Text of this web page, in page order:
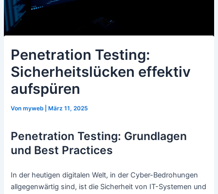
Penetration Testing:
Sicherheitslücken effektiv
aufspüren
Vonmyweb März 11, 2025
Penetration Testing: Grundlagen
und Best Practices
In der heutigen digitalen Welt, in der Cyber-Bedrohungen
allgegenwärtig sind, ist die Sicherheit von IT-Systemen und